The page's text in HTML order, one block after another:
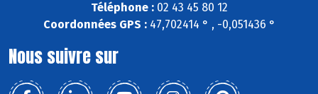
Téléphone :02 43 45 80 12
Coordonnées GPS :47,702414 ° , -0,051436 °
Nous suivre sur